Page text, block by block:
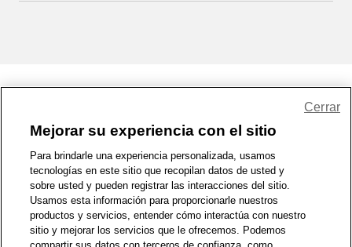
1-800-679-9691 | Contáctenos | Términos de Uso | Accesibilidad
Política de Privacidad | WA Privacy Policy | Mapa del sitio
Zona de Bienestar | © 1999 - 2026 CVS.com
Mejorar su experiencia con el sitio
Para brindarle una experiencia personalizada, usamos
tecnologías en este sitio que recopilan datos de usted y
sobre usted y pueden registrar las interacciones del sitio.
Usamos esta información para proporcionarle nuestros
productos y servicios, entender cómo interactúa con nuestro
sitio y mejorar los servicios que le ofrecemos. Podemos
Cerrar